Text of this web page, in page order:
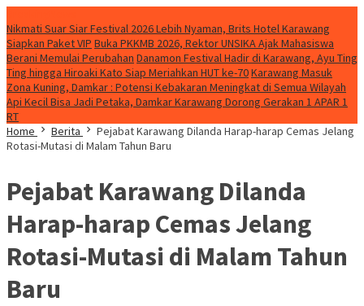
Nikmati Suar Siar Festival 2026 Lebih Nyaman, Brits Hotel Karawang
Siapkan Paket VIP Buka PKKMB 2026, Rektor UNSIKA Ajak Mahasiswa
Berani Memulai Perubahan Danamon Festival Hadir di Karawang, Ayu Ting
Ting hingga Hiroaki Kato Siap Meriahkan HUT ke-70Karawang Masuk
Zona Kuning, Damkar : Potensi Kebakaran Meningkat di Semua Wilayah
Api Kecil Bisa Jadi Petaka, Damkar Karawang Dorong Gerakan 1 APAR 1
RT
Home
Berita
Pejabat Karawang Dilanda Harap-harap Cemas Jelang
Rotasi-Mutasi di Malam Tahun Baru
Pejabat Karawang Dilanda
Harap-harap Cemas Jelang
Rotasi-Mutasi di Malam Tahun
Baru